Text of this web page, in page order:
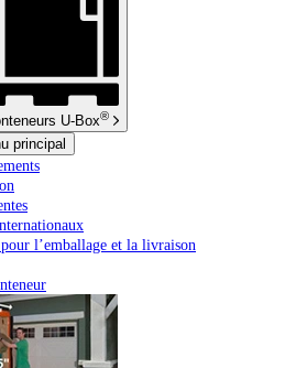
U-Box®
principal
l’emballage et la livraison